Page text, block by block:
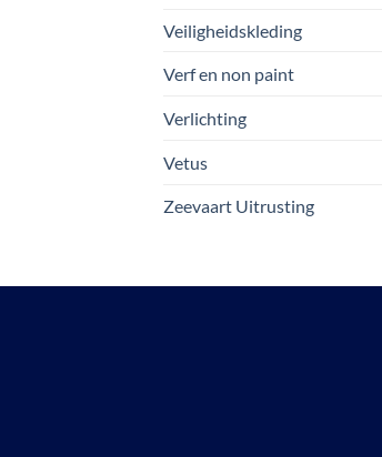
Veiligheidskleding
Verf en non paint
Verlichting
Vetus
Zeevaart Uitrusting